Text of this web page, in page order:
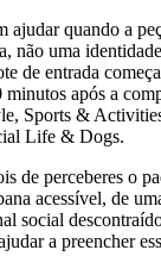
ajudar quando a
não uma
de entrada
após a
Sports &
Life & Dogs.
de perceberes o
acessível, de
social
a preencher